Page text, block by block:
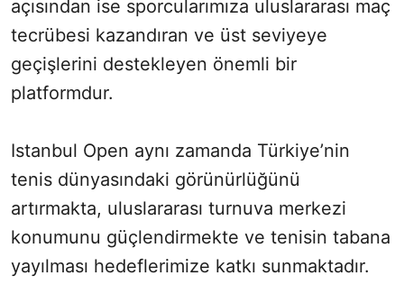
açısından ise sporcularımıza uluslararası maç
tecrübesi kazandıran ve üst seviyeye
geçişlerini destekleyen önemli bir
platformdur.
Istanbul Open aynı zamanda Türkiye’nin
tenis dünyasındaki görünürlüğünü
artırmakta, uluslararası turnuva merkezi
konumunu güçlendirmekte ve tenisin tabana
yayılması hedeflerimize katkı sunmaktadır.